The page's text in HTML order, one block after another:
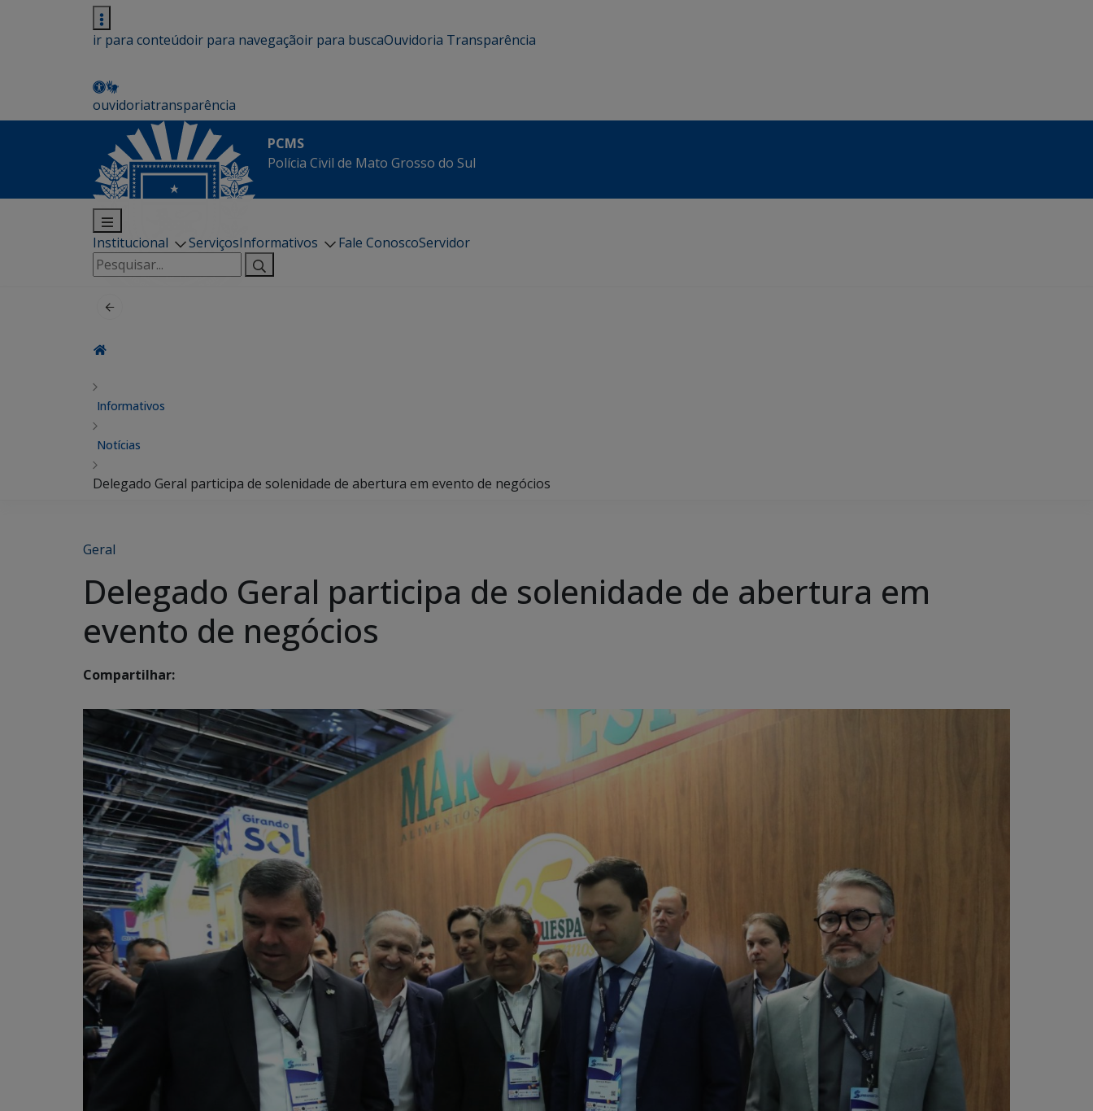
ir para conteúdoir para navegaçãoir para buscaOuvidoria Transparência
ouvidoriatransparência
PCMS
Polícia Civil de Mato Grosso do Sul
Institucional ServiçosInformativos Fale ConoscoServidor
Pesquisar
por:
Informativos
Notícias
Delegado Geral participa de solenidade de abertura em evento de negócios
Geral
Delegado Geral participa de solenidade de abertura em
evento de negócios
Compartilhar: